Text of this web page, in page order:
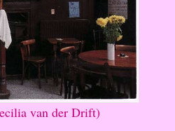
van der Drift)